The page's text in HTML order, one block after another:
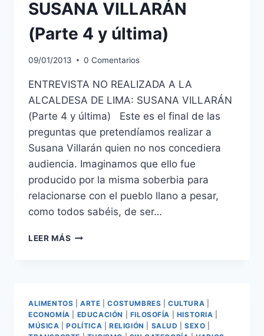
SUSANA VILLARÁN
(Parte 4 y última)
09/01/2013 0 Comentarios
ENTREVISTA NO REALIZADA A LA
ALCALDESA DE LIMA: SUSANA VILLARÁN
(Parte 4 y última) Este es el final de las
preguntas que pretendíamos realizar a
Susana Villarán quien no nos concediera
audiencia. Imaginamos que ello fue
producido por la misma soberbia para
relacionarse con el pueblo llano a pesar,
como todos sabéis, de ser…
LEER MÁS ENTREVISTA
ALCALDESA
DE
LIMA:
ALIMENTOS |ARTE |COSTUMBRES |CULTURA
ECONOMÍA
EDUCACIÓN FILOSOFÍA HISTORIA
MÚSICA
|POLÍTICA RELIGIÓN SALUD |SEXO